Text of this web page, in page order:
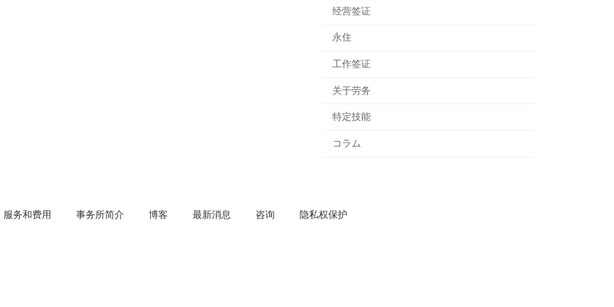
经营签证
永住
工作签证
关于劳务
特定技能
コラム
服务和费用 事务所简介 博客 最新消息 咨询 隐私权保护